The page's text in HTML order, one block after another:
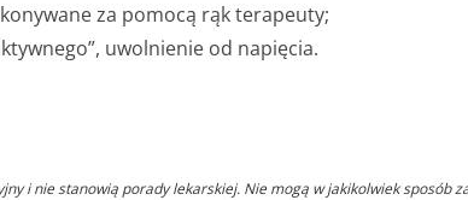
za pomocą rąk terapeuty;
uwolnienie od napięcia.
i nie stanowią porady lekarskiej. Nie mogą w jakikolwiek sposób